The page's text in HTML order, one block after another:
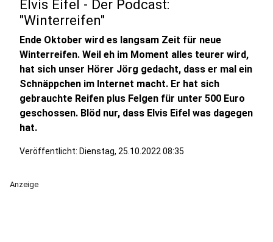
Elvis Eifel - Der Podcast:
"Winterreifen"
Ende Oktober wird es langsam Zeit für neue
Winterreifen. Weil eh im Moment alles teurer wird,
hat sich unser Hörer Jörg gedacht, dass er mal ein
Schnäppchen im Internet macht. Er hat sich
gebrauchte Reifen plus Felgen für unter 500 Euro
geschossen. Blöd nur, dass Elvis Eifel was dagegen
hat.
Veröffentlicht: Dienstag, 25.10.2022 08:35
Anzeige